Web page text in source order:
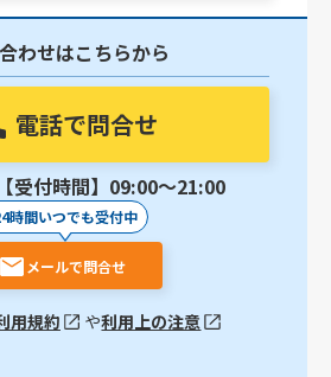
わせはこちらから
電話で問合せ
【受付時間】09:00〜21:00
時間いつでも受付中
メールで問合せ
用規約 や利用上の注意